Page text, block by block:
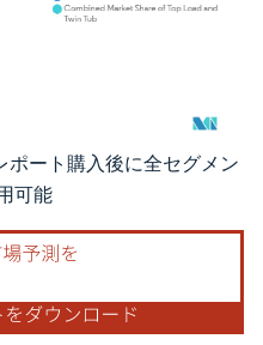
BY 4.0の表示が必要です。
ポート購入後に全セグメン
可能